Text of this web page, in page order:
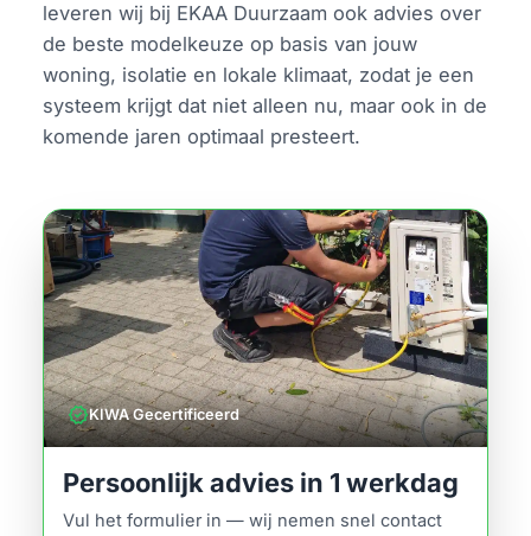
leveren wij bij EKAA Duurzaam ook advies over
de beste modelkeuze op basis van jouw
woning, isolatie en lokale klimaat, zodat je een
systeem krijgt dat niet alleen nu, maar ook in de
komende jaren optimaal presteert.
verifiedKIWA Gecertificeerd
Persoonlijk advies in 1 werkdag
Vul het formulier in — wij nemen snel contact